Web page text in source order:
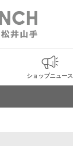
ショップニュース